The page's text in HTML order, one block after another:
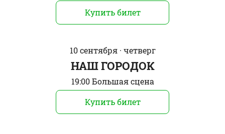
Купить билет
10 сентября · четверг
НАШ ГОРОДОК
19:00 Большая сцена
Купить билет